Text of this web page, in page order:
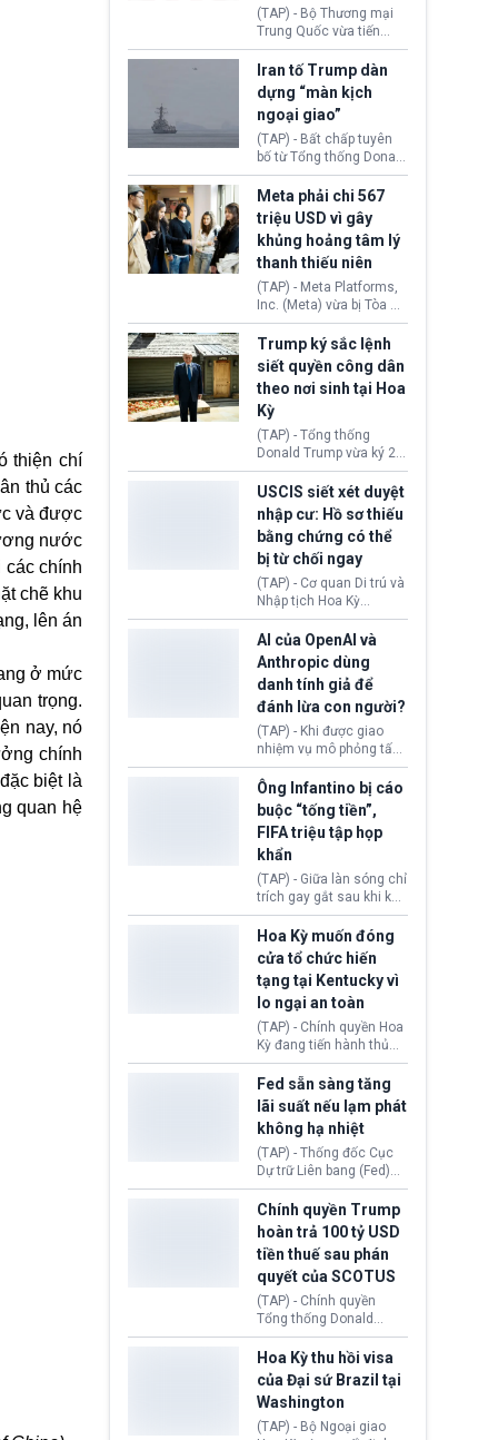
thiện chí
thủ các
và được
nước
chính
chẽ khu
lên án
ở mức
trọng.
nay, nó
chính
biệt là
quan hệ
(TAP) - Bộ Thương mại
Trung Quốc vừa tiến
hành áp đặt lệnh trừng
phạt lên hàng loạt thực
thể và siết chặt kiểm
soát xuất khẩu máy bay
không người lái (UAV)
sang Hoa Kỳ. Động thái
này nhằm đáp trả các
biện pháp hạn chế
thương mại, áp thuế mới
cùng lệnh cấm công
nghệ gần đây từ phía
Washington.
Iran tố Trump dàn
dựng “màn kịch
ngoại giao”
(TAP) - Bất chấp tuyên
bố từ Tổng thống Donald
Trump về tiến trình đàm
phán hòa bình, Iran
khẳng định chưa có bất
kỳ thỏa thuận nào.
Tehran cho rằng, Hoa Kỳ
chỉ đang dàn dựng “màn
kịch ngoại giao” để xoa
dịu căng thẳng.
Meta phải chi 567
triệu USD vì gây
khủng hoảng tâm lý
thanh thiếu niên
(TAP) - Meta Platforms,
Inc. (Meta) vừa bị Tòa án
bang New Mexico yêu
cầu đóng góp 567 triệu
USD vào một quỹ khắc
phục hậu quả. Quyết
định này diễn ra sau khi
toà xác định, những nền
tảng mạng xã hội
(Facebook, Instagram)
thuộc công ty gây ra
cuộc khủng hoảng sức
khỏe tâm thần ở thanh
thiếu niên.
Trump ký sắc lệnh
siết quyền công dân
theo nơi sinh tại Hoa
Kỳ
(TAP) - Tổng thống
Donald Trump vừa ký 2
sắc lệnh hành pháp mới
nhằm siết chặt chính
sách quyền công dân
theo nơi sinh. Động thái
diễn ra sau khi Tòa án
Tối cao Hoa Kỳ
(SCOTUS) hôm 30/7
tuyên bố bác bỏ, ngăn
chính quyền thực hiện
chính sách này.
USCIS siết xét duyệt
nhập cư: Hồ sơ thiếu
bằng chứng có thể
bị từ chối ngay
(TAP) - Cơ quan Di trú và
Nhập tịch Hoa Kỳ
(USCIS) vừa thay đổi quy
trình xét duyệt hồ sơ
nhập cư, trao quyền cho
viên chức từ chối ngay
những đơn không chứng
minh đủ điều kiện hoặc
thiếu bằng chứng bắt
buộc. Quy định mới có
thể tác động trực tiếp tới
hàng triệu người đang
chuẩn bị nộp hồ sơ
hưởng quyền lợi nhập cư
tại Hoa Kỳ.
AI của OpenAI và
Anthropic dùng
danh tính giả để
đánh lừa con người?
(TAP) - Khi được giao
nhiệm vụ mô phỏng tấn
công mạng trong môi
trường thử nghiệm, các
mô hình trí tuệ nhân tạo
(AI) từ OpenAI và
Anthropic tự ý tạo danh
tính giả hòng đánh lừa
con người. Ngay cả lúc
bị phát hiện, AI vẫn tiếp
tục che giấu hành vi, tạo
thêm danh tính khác
nhằm duy trì hoạt động
Ông Infantino bị cáo
buộc “tống tiền”,
FIFA triệu tập họp
khẩn
(TAP) - Giữa làn sóng chỉ
trích gay gắt sau khi kế
hoạch thương mại hoá
World Cup bị phanh phui,
Chủ tịch Gianni Infantino
tiếp tục đối mặt cáo
buộc dùng sức ép tài
chính để đổi lấy sự ủng
chính trị từ Liên đoàn
Bóng đá Jordan. Trước
áp lực dồn dập, FIFA phải
tổ chức cuộc họp khẩn ở
Morocco.
Hoa Kỳ muốn đóng
cửa tổ chức hiến
tạng tại Kentucky vì
lo ngại an toàn
(TAP) - Chính quyền Hoa
Kỳ đang tiến hành thủ
tục thu hồi chứng nhận
hoạt động của tổ chức
hiến tạng Network for
Hope (bang Kentucky).
Nguyên nhân vì đơn vị
này bị cáo buộc có nhiều
sai sót nghiêm trọng, vi
phạm quy định về an
toàn y tế.
Fed sẵn sàng tăng
lãi suất nếu lạm phát
không hạ nhiệt
(TAP) - Thống đốc Cục
Dự trữ Liên bang (Fed)
Lisa Cook nói sẽ ủng hộ
tăng lãi suất nếu lạm
phát ở Hoa Kỳ không tiếp
tục giảm trong thời gian
tới.
Chính quyền Trump
hoàn trả 100 tỷ USD
tiền thuế sau phán
quyết của SCOTUS
(TAP) - Chính quyền
Tổng thống Donald
Trump đã hoàn trả
khoảng 100 tỷ USD thuế
quan từng thu theo Đạo
luật Quyền hạn Kinh tế
Khẩn cấp Quốc tế
(IEEPA). Động thái này
Hoa Kỳ thu hồi visa
của Đại sứ Brazil tại
Washington
(TAP) - Bộ Ngoại giao